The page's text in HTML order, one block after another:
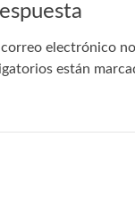
electrónico
están